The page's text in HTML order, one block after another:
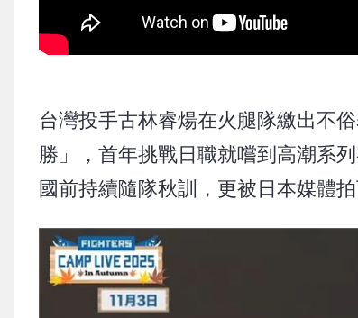
台灣投手古林睿煬在火腿隊繳出不
勝」，首年挑戰日職就嚐到高潮系
國前持續隨隊秋訓，更被日本媒體